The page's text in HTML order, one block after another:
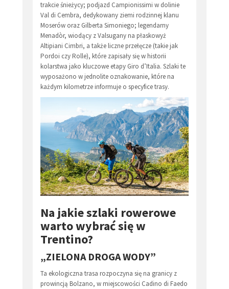
trakcie śnieżycy; podjazd Campionissimi w dolinie
Val di Cembra, dedykowany ziemi rodzinnej klanu
Moserów oraz Gilberta Simoniego; legendarny
Menadòr, wiodący z Valsugany na płaskowyż
Altipiani Cimbri, a także liczne przełęcze (takie jak
Pordoi czy Rolle), które zapisały się w historii
kolarstwa jako kluczowe etapy Giro d’Italia. Szlaki te
wyposażono w jednolite oznakowanie, które na
każdym kilometrze informuje o specyfice trasy.
Na jakie szlaki rowerowe
warto wybrać się w
Trentino?
„ZIELONA DROGA WODY”
Ta ekologiczna trasa rozpoczyna się na granicy z
prowincją Bolzano, w miejscowości Cadino di Faedo